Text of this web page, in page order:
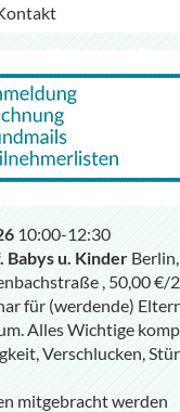
10:00-12:30
Babys u. Kinder
, 50,00 €/
für (werdende)
Alles Wichtige
Verschlucken,
mitgebracht werden